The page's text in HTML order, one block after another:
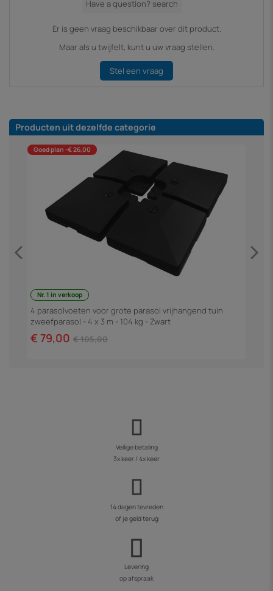
Er is geen vraag beschikbaar over dit product.
Maar als u twijfelt, kunt u uw vraag stellen.
Stel een vraag
Producten uit dezelfde categorie
Goed plan -€ 26,00
Nr. 1 in verkoop
4 parasolvoeten voor grote parasol vrijhangend tuin
zweefparasol - 4 x 3 m - 104 kg - Zwart
€ 79,00 € 105,00
Veilige betaling
3x keer / 4x keer
14 dagen tevreden
of je geld terug
Levering
op afspraak